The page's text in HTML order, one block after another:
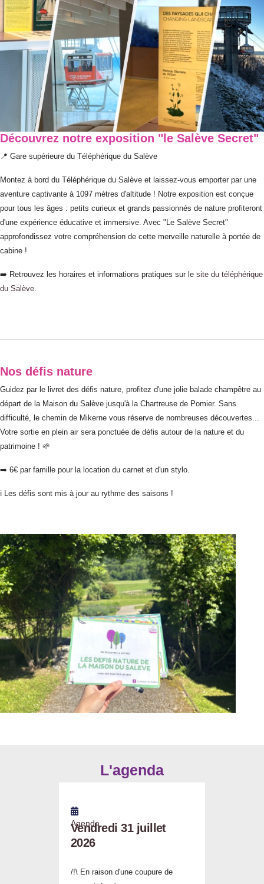
Découvrez notre exposition "le Salève Secret"
📍 Gare supérieure du Téléphérique du Salève
Montez à bord du Téléphérique du Salève et laissez-vous emporter par une
aventure captivante à 1097 mètres d'altitude ! Notre exposition est conçue
pour tous les âges : petits curieux et grands passionnés de nature profiteront
d'une expérience éducative et immersive. Avec "Le Salève Secret"
approfondissez votre compréhension de cette merveille naturelle à portée de
cabine !
➡️ Retrouvez les horaires et informations pratiques sur le site du téléphérique
du Salève.
Nos défis nature
Guidez par le livret des défis nature, profitez d'une jolie balade champêtre au
départ de la Maison du Salève jusqu'à la Chartreuse de Pomier. Sans
difficulté, le chemin de Mikerne vous réserve de nombreuses découvertes...
Votre sortie en plein air sera ponctuée de défis autour de la nature et du
patrimoine ! 🌱​
➡️ 6€ par famille pour la location du carnet et d'un stylo.
ℹ️ Les défis sont mis à jour au rythme des saisons !
L'agenda
Agenda
Vendredi 31 juillet
2026
/!\ En raison d'une coupure de